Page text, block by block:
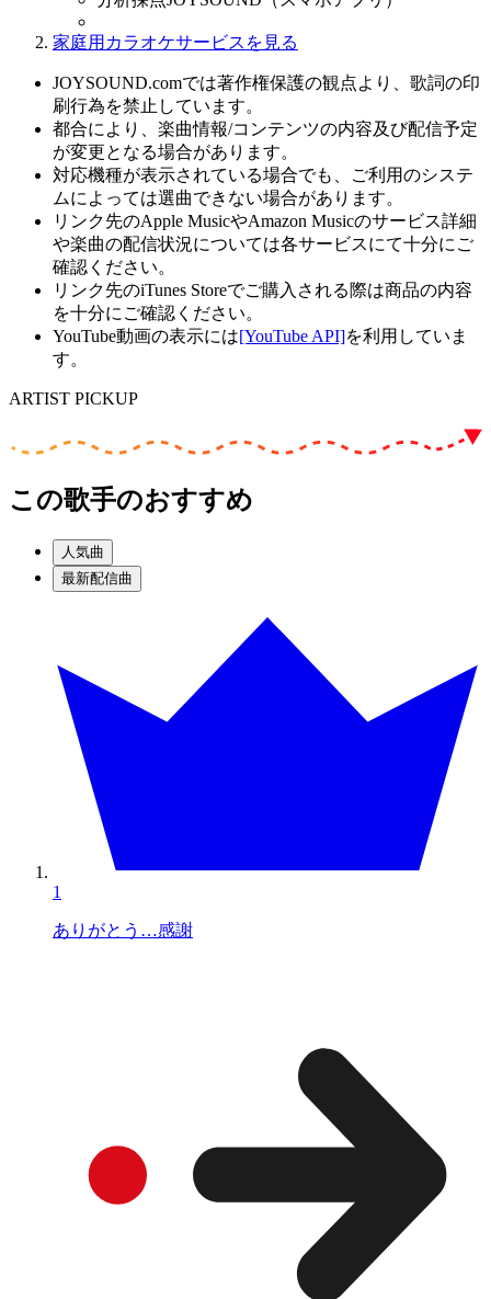
家庭用カラオケサービスを見る
JOYSOUND.comでは著作権保護の観点より、歌詞の印
刷行為を禁止しています。
都合により、楽曲情報/コンテンツの内容及び配信予定
が変更となる場合があります。
対応機種が表示されている場合でも、ご利用のシステ
ムによっては選曲できない場合があります。
リンク先のApple MusicやAmazon Musicのサービス詳細
や楽曲の配信状況については各サービスにて十分にご
確認ください。
リンク先のiTunes Storeでご購入される際は商品の内容
を十分にご確認ください。
YouTube動画の表示には[YouTube API]を利用していま
す。
ARTIST PICKUP
この歌手のおすすめ
人気曲
最新配信曲
1
ありがとう…感謝